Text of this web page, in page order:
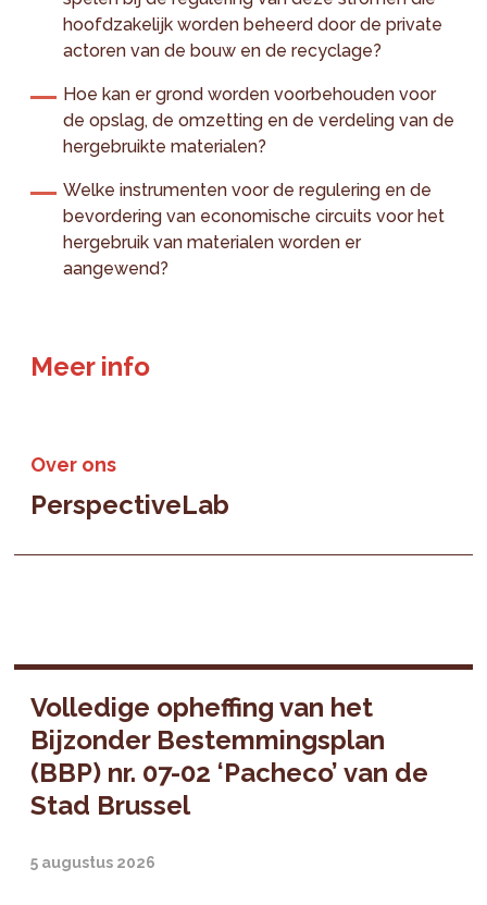
hoofdzakelijk worden beheerd door de private
actoren van de bouw en de recyclage?
Hoe kan er grond worden voorbehouden voor
de opslag, de omzetting en de verdeling van de
hergebruikte materialen?
Welke instrumenten voor de regulering en de
bevordering van economische circuits voor het
hergebruik van materialen worden er
aangewend?
Meer info
Over ons
PerspectiveLab
Volledige opheffing van het
Bijzonder Bestemmingsplan
(BBP) nr. 07-02 ‘Pacheco’ van de
Stad Brussel
5 augustus 2026